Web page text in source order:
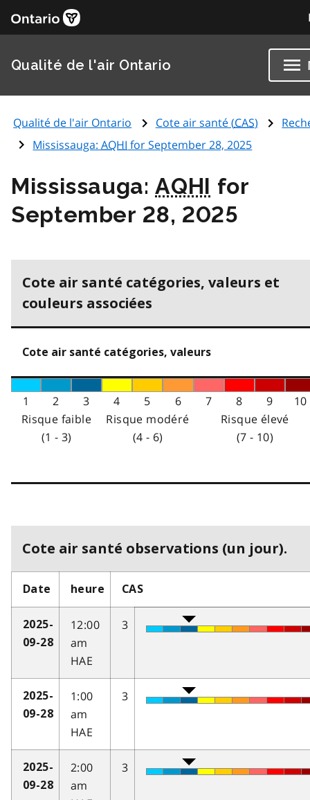
Qualité de l'air Ontario
Qualité de l'air Ontario Cote air santé (CAS)
Mississauga:AQHI for September 28, 2025
Mississauga:AQHI for
September 28, 2025
Cote air santé catégories, valeurs et
couleurs associées
Cote air santé catégories, valeurs
1 2 3 4 5 6 7 8 9
10
Risque faible
(1 - 3)
Risque modéré
(4 - 6)
Risque élevé
(7 - 10)
Cote air santé observations (un jour).
Date heure CAS
2025-
09-28
12:00
am
HAE
3
2025-
09-28
1:00
am
HAE
3
2025-
09-28
2:00
am
3